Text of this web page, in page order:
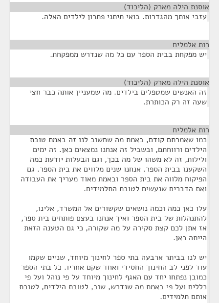
אוסנת הילה מארק (הליכוד)
עזבי אותך מהגדרות. בואי תיתני פתרון לילדים האלה.
רות אלמליח
יש מפקחת בבית הספר עם כל מה שנדרש ממפקחת.
אוסנת הילה מארק (הליכוד)
זה האנשים שמטפלים בילדים. מה שמעניין אותה כבר חצי
שעה זה רק הכותרת.
רות אלמליח
כמו שאמרתם קודם, באמת מה שחשוב לנו זה באמת טובת
הילדים ורווחתם, ובשביל זה אנחנו נמצאים כאן. זה ימים
ולילות, זה לא משהו של מה בכך, וגם הבעלות יודעת כמה
השקענו בבית הספר. אנחנו שנים מלווים את בית הספר. גם
הפיקוח מלווה את בית הספר ובאמת מאוד מעריך את העבודה
ואת הדברים שנעשים לטובת התלמידים.
עלו כאן כמה וכמה נושאים שקשורים אל המשרד, אלינו,
להתנהלות של בית הספר ואיך אנחנו בעצם פותחים בית ספר,
אז אתן לכם קצת סקירה על מה שקורה, כי גם הטענה הזאת
הייתה כאן.
יש לנו בביתר ארבעה בתי ספר לחינוך מיוחד, שניים שקמו
עוד לפני לב החינוך החסידי ואחד שקם אחריו. כל בתי הספר
כמובן נפתחו יחד עם האגף לחינוך מיוחד על פי נוהל ועל פי
כללים ועל פי באמת מה שנדרש, שוב, לטובת הילדים, לטובת
אותם תלמידים.